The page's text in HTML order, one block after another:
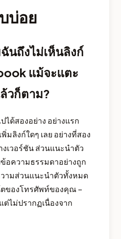
บ่อย
นถึงไม่เห็นลิงก์
แม้จะแตะ
วก็ตาม?
ได้สองอย่าง อย่างแรก
มลิงก์ใดๆ เลย อย่างที่สอง
งเวอร์ชัน ส่วนแนะนำตัว
อความธรรมดาอย่างถูก
ามส่วนแนะนำตัวทั้งหมด
ของโทรศัพท์ของคุณ –
ต่ไม่ปรากฏเนื่องจาก